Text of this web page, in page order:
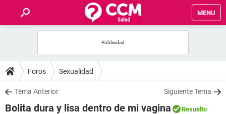
MENU
FOROS
SALUD
Foros Sexualidad
Tema Anterior Siguiente Tema
Bolita dura y lisa dentro de mi vagina Resuelto